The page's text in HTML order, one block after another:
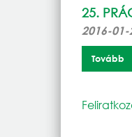
25.
2016-01-
Tovább